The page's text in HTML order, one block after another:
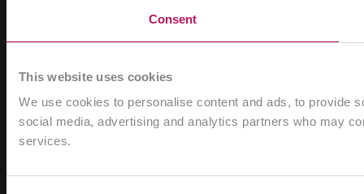
Consent
This website uses cookies
We use cookies to personalise content and ads, to provide
social media, advertising and analytics partners who may
services.